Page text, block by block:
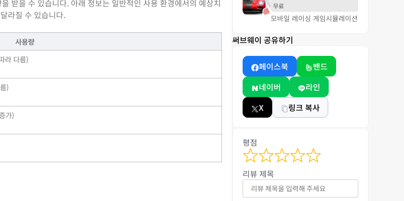
받을 수 있습니다. 아래 정보는 일반적인 사용 환경에서의 예상치
라질 수 있습니다.
사용량
라 다름)
)
가)
무료
모바일 레이싱 게임시뮬레이션
써브웨이 공유하기
페이스북
밴드
네이버
라인
X
링크 복사
평점
리뷰 제목